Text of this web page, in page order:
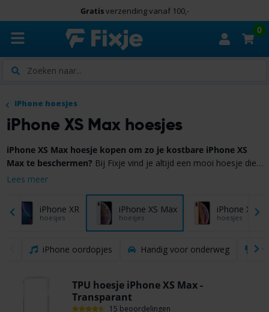
Gratisverzending vanaf 100,-
Zoeken
0
iPhone hoesjes
iPhone XS Max hoesjes
iPhone XS Max hoesje kopen om zo je kostbare iPhone XS
Max te beschermen? Bij Fixje vind je altijd een mooi hoesje die
bij je iPhone XS Max past! Een hoesje zal goede bescherming
Bekijk hieronder het assortiment iPhone iPhone XS Max
Lees meer
iPhone XR
hoesjes
iPhone XS Max
hoesjes
iPhone XS
hoesjes
iPhone oordopjes Handig voor onderweg
TPU hoesje iPhone XS Max -
Transparant
15 beoordelingen